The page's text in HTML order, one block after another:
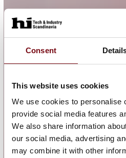
Consent
This website uses cookies
We use cookies to personalise
provide social media features
We also share information
our social media, advertising
may combine it with other